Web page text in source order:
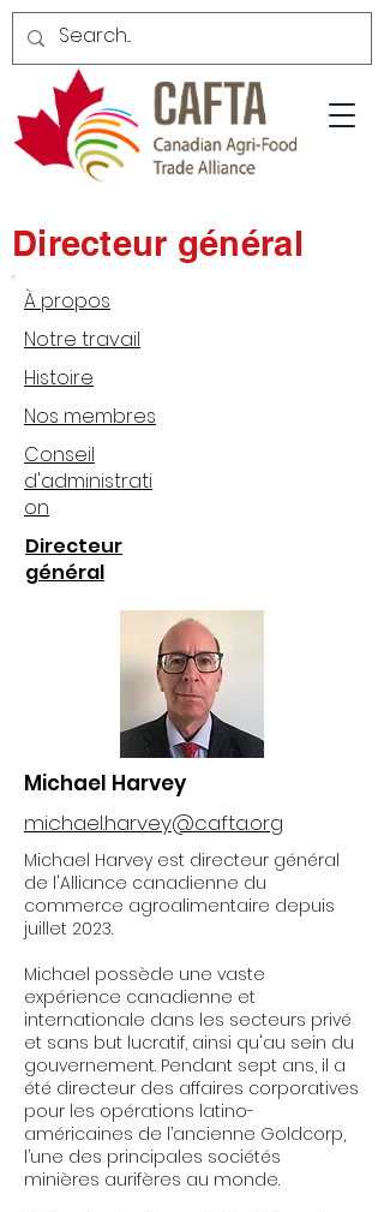
Directeur général
À propos
Notre travail
Histoire
Nos membres
Conseil
d'administrati
on
Directeur
général
Michael Harvey
michael.harvey@cafta.org
Michael Harvey est directeur général
de l'Alliance canadienne du
commerce agroalimentaire depuis
juillet 2023.
Michael possède une vaste
expérience canadienne et
internationale dans les secteurs privé
et sans but lucratif, ainsi qu'au sein du
gouvernement. Pendant sept ans, il a
été directeur des affaires corporatives
pour les opérations latino-
américaines de l’ancienne Goldcorp,
l’une des principales sociétés
minières aurifères au monde.